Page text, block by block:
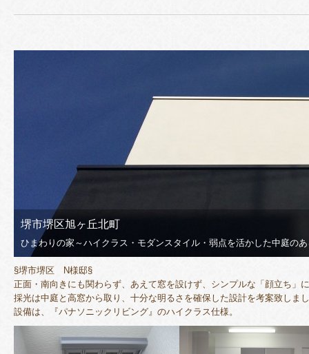
堺市堺区旭ヶ丘北町
ひまわりの家～ハイクラス・モダンスタイル・弱点を活かした中庭の
§堺市堺区 N様邸§
正面・南向きにも関わらず、あえて窓を設けず、シンプルな「顔立ち」
採光は中庭と高窓から取り、十分な明るさを確保した設計を考案致しま
設備は、『パナソニックリビング』のハイクラス仕様。